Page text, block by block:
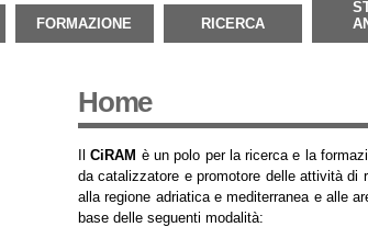
FORMAZIONE RICERCA
Home
IlCiRAM è un polo per la ricerca e la
da catalizzatore e promotore delle attività di
alla regione adriatica e mediterranea e alle
base delle seguenti modalità: